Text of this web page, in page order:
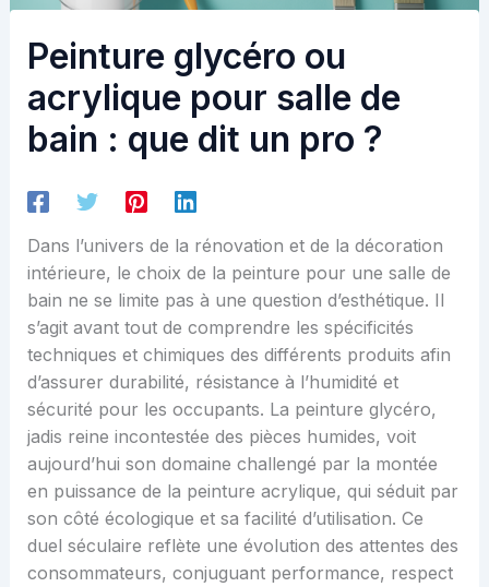
Peinture glycéro ou
acrylique pour salle de
bain : que dit un pro ?
Dans l’univers de la rénovation et de la décoration
intérieure, le choix de la peinture pour une salle de
bain ne se limite pas à une question d’esthétique. Il
s’agit avant tout de comprendre les spécificités
techniques et chimiques des différents produits afin
d’assurer durabilité, résistance à l’humidité et
sécurité pour les occupants. La peinture glycéro,
jadis reine incontestée des pièces humides, voit
aujourd’hui son domaine challengé par la montée
en puissance de la peinture acrylique, qui séduit par
son côté écologique et sa facilité d’utilisation. Ce
duel séculaire reflète une évolution des attentes des
consommateurs, conjuguant performance, respect